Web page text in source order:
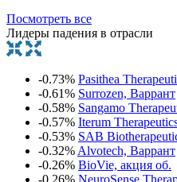
Посмотреть все
Лидеры падения в отрасли
-0.73% Pasithea
-0.61% Surrozen, Варрант
-0.58% Sangamo
-0.57% Iterum
-0.53% SAB
-0.32% Alvotech, Варрант
-0.26% BioVie, акция об.